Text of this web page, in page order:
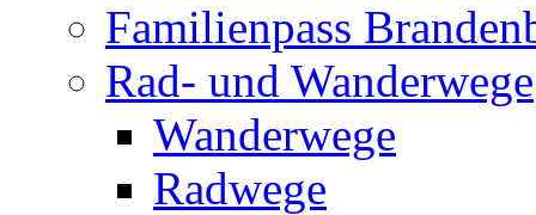
Familienpass
Rad- und Wanderwege
Wanderwege
Radwege